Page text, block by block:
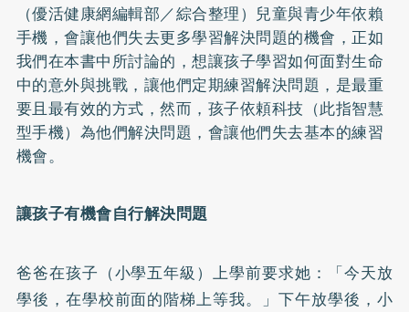
（優活健康網編輯部／綜合整理）兒童與青少年依賴
手機，會讓他們失去更多學習解決問題的機會，正如
我們在本書中所討論的，想讓孩子學習如何面對生命
中的意外與挑戰，讓他們定期練習解決問題，是最重
要且最有效的方式，然而，孩子依頼科技（此指智慧
型手機）為他們解決問題，會讓他們失去基本的練習
機會。
讓孩子有機會自行解決問題
爸爸在孩子（小學五年級）上學前要求她：「今天放
學後，在學校前面的階梯上等我。」下午放學後，小